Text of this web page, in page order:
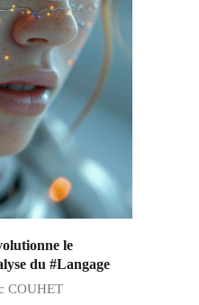
le
du #Langage
COUHET